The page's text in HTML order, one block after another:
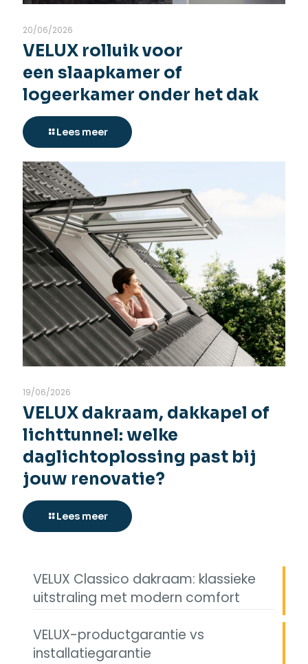
20/06/2026
VELUX rolluik voor
een slaapkamer of
logeerkamer onder het dak
Lees meer
19/06/2026
VELUX dakraam, dakkapel of
lichttunnel: welke
daglichtoplossing past bij
jouw renovatie?
Lees meer
VELUX Classico dakraam: klassieke
uitstraling met modern comfort
VELUX-productgarantie vs
installatiegarantie